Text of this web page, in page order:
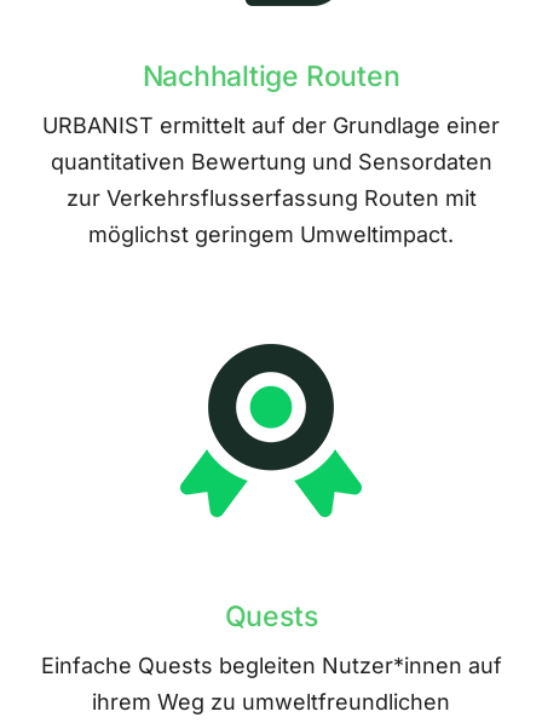
Nachhaltige Routen
URBANIST ermittelt auf der Grundlage einer
quantitativen Bewertung und Sensordaten
zur Verkehrsflusserfassung Routen mit
möglichst geringem Umweltimpact.
Quests
Einfache Quests begleiten Nutzer*innen auf
ihrem Weg zu umweltfreundlichen